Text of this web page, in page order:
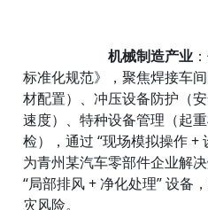
机械制造产业
标准化规范》，聚焦焊接车
材配置）、冲压设备防护（
速度）、特种设备管理（起
检），通过 “现场模拟操作 +
为青州某汽车零部件企业解
“局部排风 + 净化处理” 设备
灾风险。